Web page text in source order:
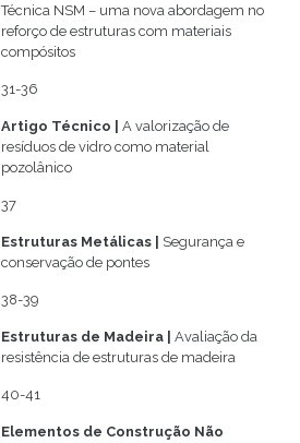
Técnica NSM – uma nova abordagem no
reforço de estruturas com materiais
compósitos
31-36
Artigo Técnico |A valorização de
resíduos de vidro como material
pozolânico
37
Estruturas Metálicas
Segurança e
conservação de pontes
38-39
Estruturas de Madeira |Avaliação da
resistência de estruturas de madeira
40-41
Elementos de Construção Não